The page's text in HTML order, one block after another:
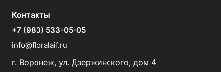
Контакты
+7 (980) 533-05-05
info@floralaif.ru
г. Воронеж, ул. Дзержинского, дом 4